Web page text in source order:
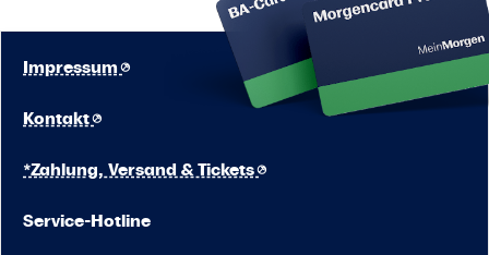
Service-Hotline
Kontakt
Impressum
*Zahlung, Versand & Tickets